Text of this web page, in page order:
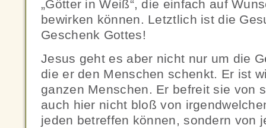
„Götter in Weiß“, die einfach auf
bewirken können. Letztlich ist die
Geschenk Gottes!
Jesus geht es aber nicht nur um die
die er den Menschen schenkt. Er ist
ganzen Menschen. Er befreit sie von
auch hier nicht bloß von
jeden betreffen können, sondern von